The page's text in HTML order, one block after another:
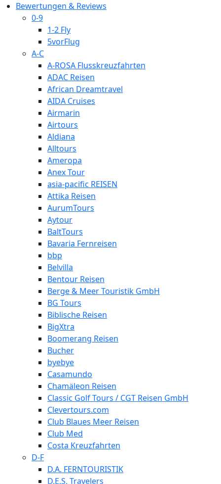
Bewertungen & Reviews
0-9
1-2 Fly
5vorFlug
A-C
A-ROSA Flusskreuzfahrten
ADAC Reisen
African Dreamtravel
AIDA Cruises
Airmarin
Airtours
Aldiana
Alltours
Ameropa
Anex Tour
asia-pacific REISEN
Attika Reisen
AurumTours
Aytour
BaltTours
Bavaria Fernreisen
bbp
Belvilla
Bentour Reisen
Berge & Meer Touristik GmbH
BG Tours
Biblische Reisen
BigXtra
Boomerang Reisen
Bucher
byebye
Casamundo
Chamäleon Reisen
Classic Golf Tours / CGT Reisen GmbH
Clevertours.com
Club Blaues Meer Reisen
Club Med
Costa Kreuzfahrten
D-F
D.A. FERNTOURISTIK
D.E.S. Travelers